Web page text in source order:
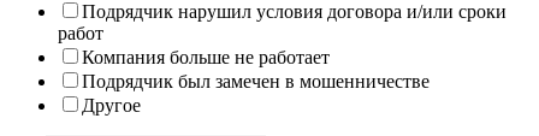
Подрядчик нарушил условия договора и/или сроки
работ
Компания больше не работает
Подрядчик был замечен в мошенничестве
Другое